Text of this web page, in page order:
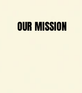
OUR MISSION